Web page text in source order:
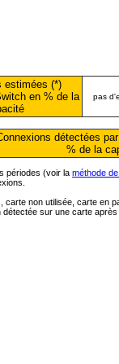
estimées (*)
en % de la
pas
détectées
% de la
périodes (voir la méthode
non utilisée, carte en
sur une carte